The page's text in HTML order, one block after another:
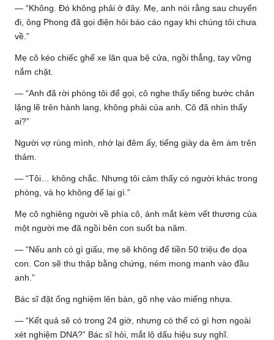
— “Không. Đó không phải ở đây. Mẹ, anh nói rằng sau chuyến
đi, ông Phong đã gọi điện hỏi báo cáo ngay khi chúng tôi chưa
về.”
Mẹ cô kéo chiếc ghế xe lăn qua bệ cửa, ngồi thẳng, tay vững
nắm chặt.
— “Anh đã rời phòng tôi để gọi, cô nghe thấy tiếng bước chân
lặng lẽ trên hành lang, không phải của anh. Cô đã nhìn thấy
ai?”
Người vợ rùng mình, nhớ lại đêm ấy, tiếng giày da êm ám trên
thảm.
— “Tôi… không chắc. Nhưng tôi cảm thấy có người khác trong
phòng, và họ không để lại gì.”
Mẹ cô nghiêng người về phía cô, ánh mắt kèm vết thương của
một người mẹ đã ngồi bên con suốt ba năm.
— “Nếu anh có gì giấu, mẹ sẽ không để tiền 50 triệu đe dọa
con. Con sẽ thu thập bằng chứng, ném mong manh vào đầu
anh.”
Bác sĩ đặt ống nghiệm lên bàn, gõ nhẹ vào miếng nhựa.
— “Kết quả sẽ có trong 24 giờ, nhưng có thể có gì hơn ngoài
xét nghiệm DNA?” Bác sĩ hỏi, mắt lộ dấu hiệu suy nghĩ.